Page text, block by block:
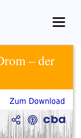
– der
Zum Download